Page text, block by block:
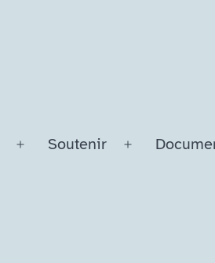
Ouvrir
Soutenir
Ouvrir